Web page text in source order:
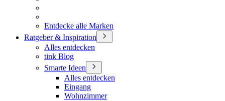
Entdecke alle Marken
Ratgeber & Inspiration
Alles entdecken
tink Blog
Smarte Ideen
Alles entdecken
Eingang
Wohnzimmer